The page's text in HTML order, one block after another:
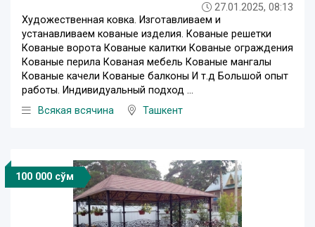
27.01.2025, 08:13
Художественная ковка. Изготавливаем и
устанавливаем кованые изделия. Кованые решетки
Кованые ворота Кованые калитки Кованые ограждения
Кованые перила Кованая мебель Кованые мангалы
Кованые качели Кованые балконы И т.д Большой опыт
работы. Индивидуальный подход ...
Всякая всячина
Ташкент
100 000 сўм